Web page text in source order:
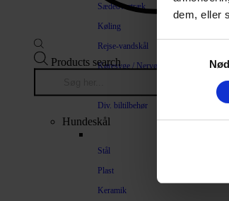
dem, eller
Sædeovertræk
Køling
Rejse-vandskål
Køresyge / Nervøsitet
Div. biltilbehør
Hundeskål
Stål
Plast
Keramik
Products search